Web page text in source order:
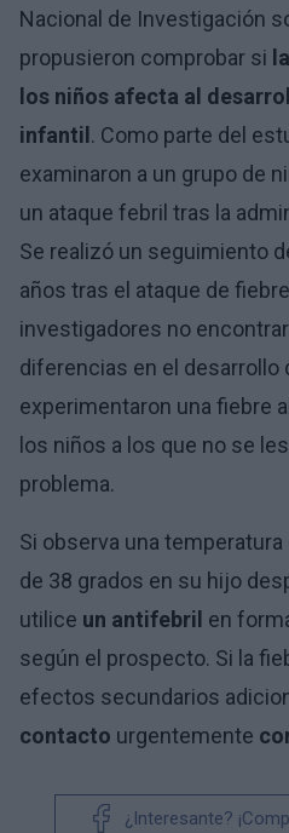
Nacional de Investigación
propusieron comprobar si
los niños afecta al
infantil. Como parte del
examinaron a un grupo de
un ataque febril tras la
Se realizó un seguimiento
años tras el ataque de
investigadores no
diferencias en el desarrollo
experimentaron una fiebre
los niños a los que no se
problema.
Si observa una
de 38 grados en su hijo
utilice un antifebril en
según el prospecto. Si la
efectos secundarios
contacto urgentemente
¿Interesante?